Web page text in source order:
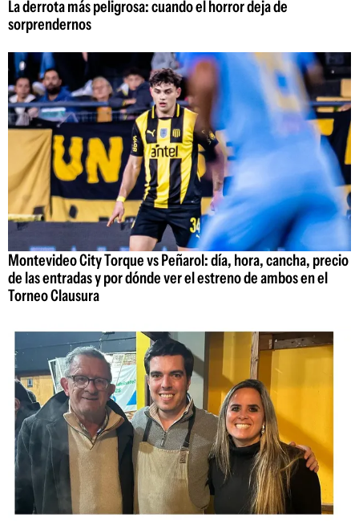
La derrota más peligrosa: cuando el horror deja de
sorprendernos
Montevideo City Torque vs Peñarol: día, hora, cancha, precio
de las entradas y por dónde ver el estreno de ambos en el
Torneo Clausura